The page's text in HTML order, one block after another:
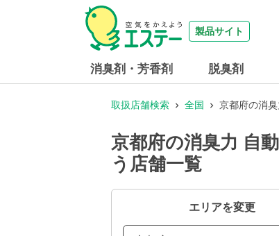
製品サイト
消臭剤・芳香剤 脱臭剤
取扱店舗検索 全国 京都府の消
京都府の消臭力 自
う店舗一覧
エリアを変更